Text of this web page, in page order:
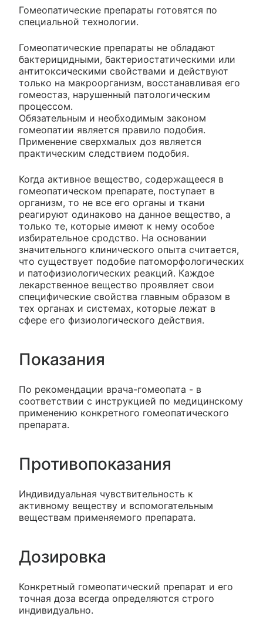
Гомеопатические препараты готовятся по
специальной технологии.
Гомеопатические препараты не обладают
бактерицидными, бактериостатическими или
антитоксическими свойствами и действуют
только на макроорганизм, восстанавливая его
гомеостаз, нарушенный патологическим
процессом.
Обязательным и необходимым законом
гомеопатии является правило подобия.
Применение сверхмалых доз является
практическим следствием подобия.
Когда активное вещество, содержащееся в
гомеопатическом препарате, поступает в
организм, то не все его органы и ткани
реагируют одинаково на данное вещество, а
только те, которые имеют к нему особое
избирательное сродство. На основании
значительного клинического опыта считается,
что существует подобие патоморфологических
и патофизиологических реакций. Каждое
лекарственное вещество проявляет свои
специфические свойства главным образом в
тех органах и системах, которые лежат в
сфере его физиологического действия.
Показания
По рекомендации врача-гомеопата - в
соответствии с инструкцией по медицинскому
применению конкретного гомеопатического
препарата.
Противопоказания
Индивидуальная чувствительность к
активному веществу и вспомогательным
веществам применяемого препарата.
Дозировка
Конкретный гомеопатический препарат и его
точная доза всегда определяются строго
индивидуально.